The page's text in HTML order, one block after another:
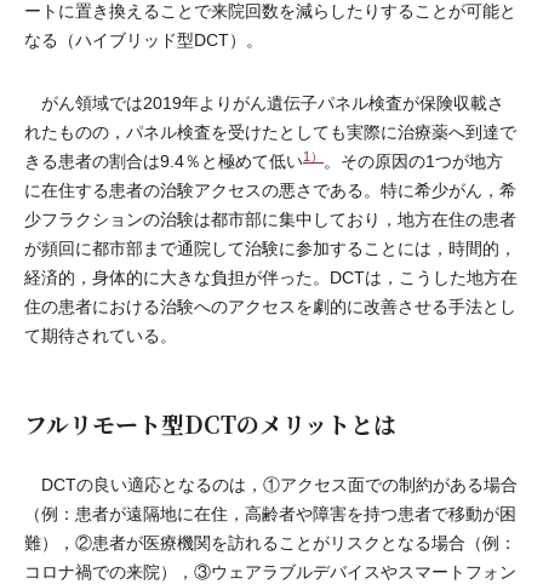
ートに置き換えることで来院回数を減らしたりすることが可能と
なる（ハイブリッド型DCT）。
がん領域では2019年よりがん遺伝子パネル検査が保険収載さ
れたものの，パネル検査を受けたとしても実際に治療薬へ到達で
きる患者の割合は9.4％と極めて低い1）
。その原因の1つが地方
に在住する患者の治験アクセスの悪さである。特に希少がん，希
少フラクションの治験は都市部に集中しており，地方在住の患者
が頻回に都市部まで通院して治験に参加することには，時間的，
経済的，身体的に大きな負担が伴った。DCTは，こうした地方在
住の患者における治験へのアクセスを劇的に改善させる手法とし
て期待されている。
フルリモート型DCTのメリットとは
DCTの良い適応となるのは，①アクセス面での制約がある場合
（例：患者が遠隔地に在住，高齢者や障害を持つ患者で移動が困
難），②患者が医療機関を訪れることがリスクとなる場合（例：
コロナ禍での来院），③ウェアラブルデバイスやスマートフォン